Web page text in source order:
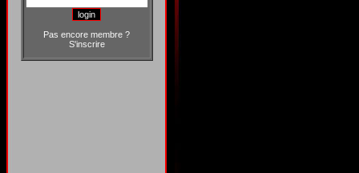
Pas encore membre ?
S'inscrire